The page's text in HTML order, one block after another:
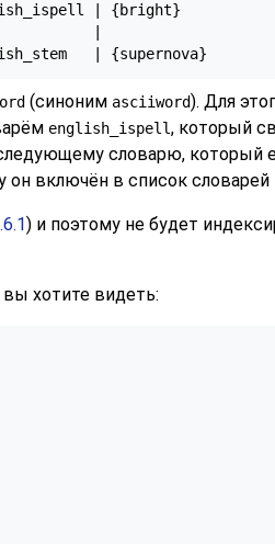
| {bright}
|
| {supernova}
(синоним asciiword). Для
english_ispell, который
словарю, который
включён в список словарей
) и поэтому не будет
хотите видеть: